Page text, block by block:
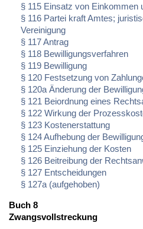
§ 115 Einsatz von Einkommen
§ 116 Partei kraft Amtes;
Vereinigung
§ 117 Antrag
§ 118 Bewilligungsverfahren
§ 119 Bewilligung
§ 120 Festsetzung von
§ 120a Änderung der
§ 121 Beiordnung eines
§ 122 Wirkung der
§ 123 Kostenerstattung
§ 124 Aufhebung der
§ 125 Einziehung der Kosten
§ 126 Beitreibung der
§ 127 Entscheidungen
§ 127a (aufgehoben)
Buch 8
Zwangsvollstreckung